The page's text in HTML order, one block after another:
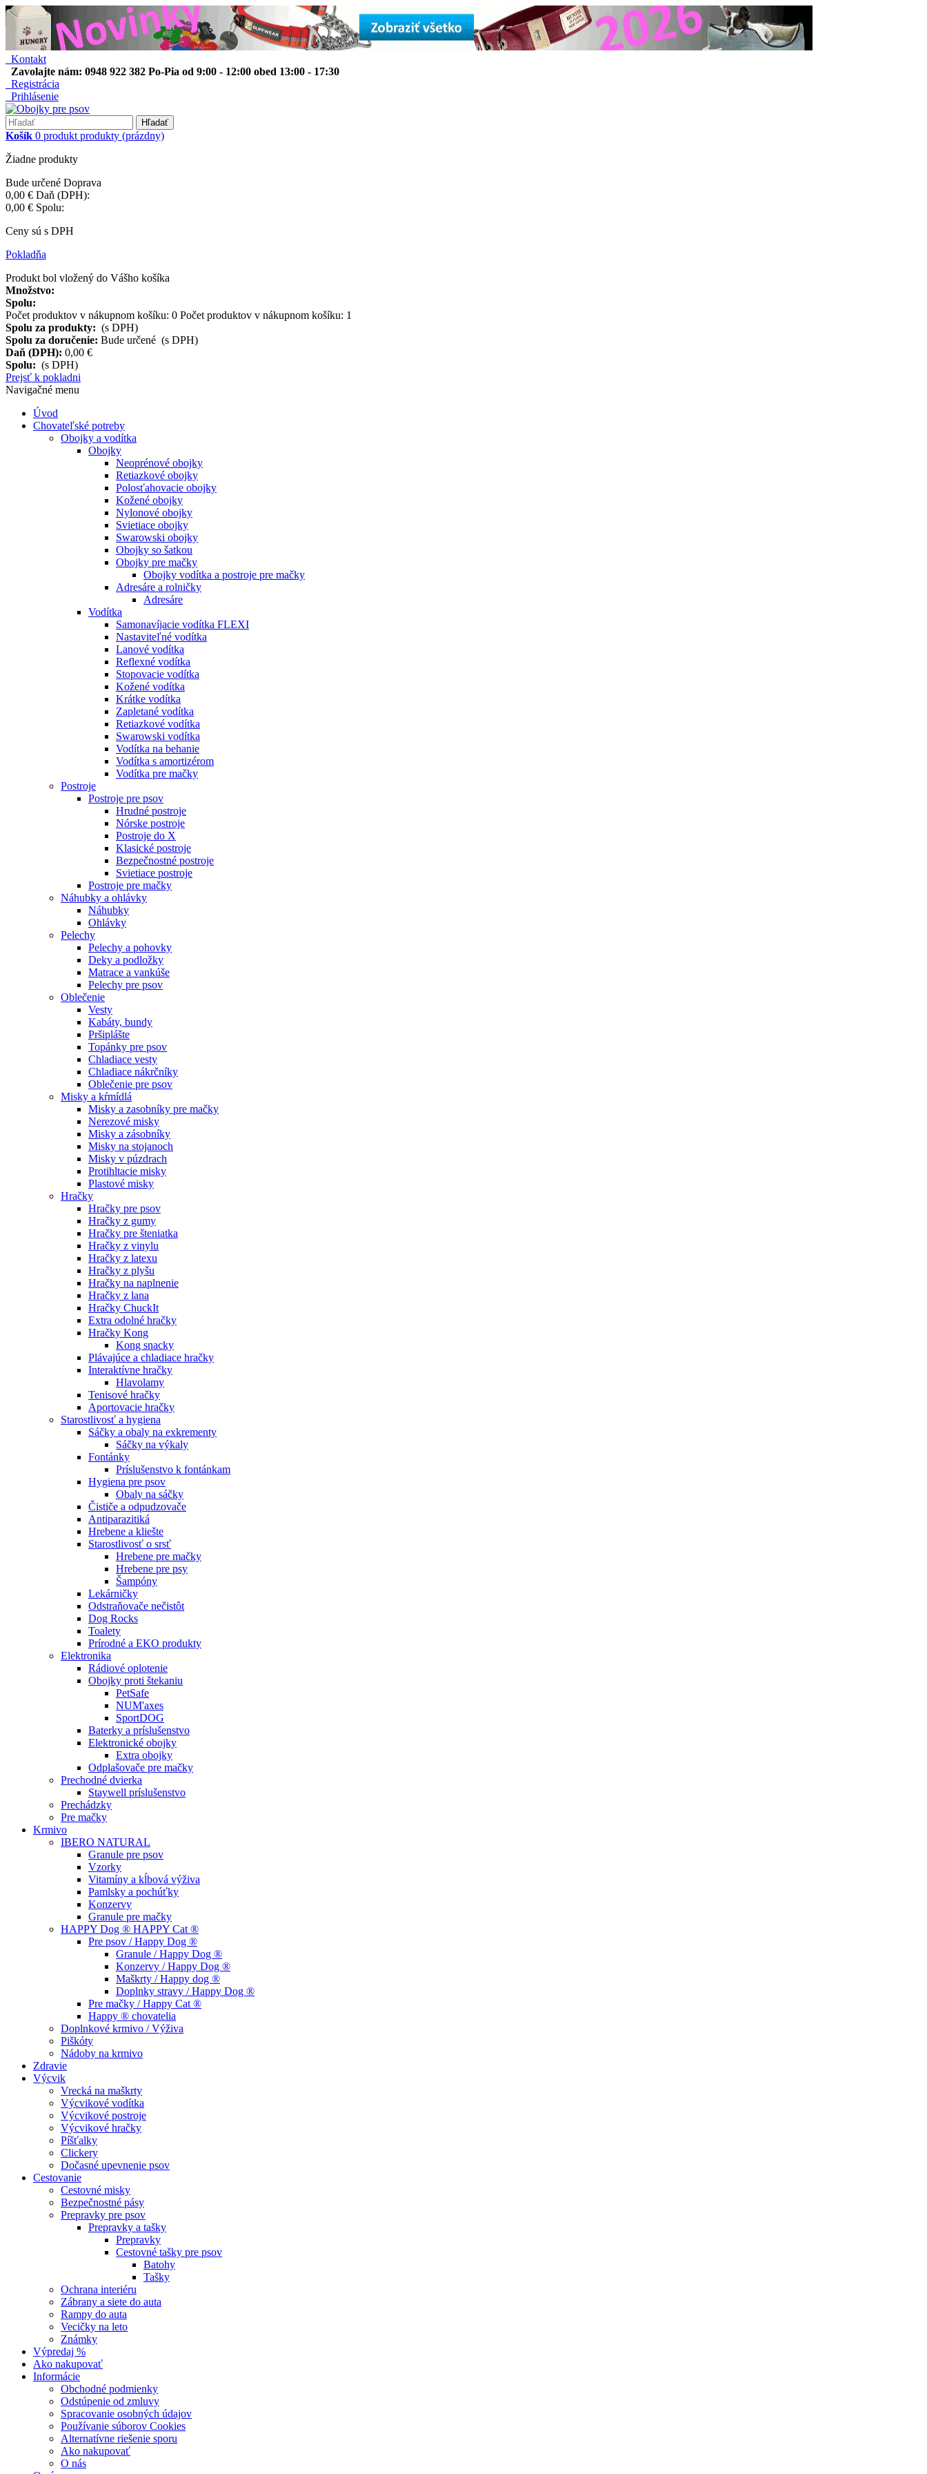
Kontakt
Zavolajte nám: 0948 922 382 Po-Pia od 9:00 - 12:00 obed 13:00 - 17:30
Registrácia
Prihlásenie
Hľadať
Košík 0 produkt produkty (prázdny)
Žiadne produkty
Bude určené Doprava
0,00 € Daň (DPH):
0,00 € Spolu:
Ceny sú s DPH
Pokladňa
Produkt bol vložený do Vášho košíka
Množstvo:
Spolu:
Počet produktov v nákupnom košíku: 0 Počet produktov v nákupnom košíku: 1
Spolu za produkty: (s DPH)
Spolu za doručenie: Bude určené (s DPH)
Daň (DPH): 0,00 €
Spolu: (s DPH)
Prejsť k pokladni
Navigačné menu
Úvod
Chovateľské potreby
Obojky a vodítka
Obojky
Neoprénové obojky
Retiazkové obojky
Polosťahovacie obojky
Kožené obojky
Nylonové obojky
Svietiace obojky
Swarowski obojky
Obojky so šatkou
Obojky pre mačky
Obojky vodítka a postroje pre mačky
Adresáre a rolničky
Adresáre
Vodítka
Samonavíjacie vodítka FLEXI
Nastaviteľné vodítka
Lanové vodítka
Reflexné vodítka
Stopovacie vodítka
Kožené vodítka
Krátke vodítka
Zapletané vodítka
Retiazkové vodítka
Swarowski vodítka
Vodítka na behanie
Vodítka s amortizérom
Vodítka pre mačky
Postroje
Postroje pre psov
Hrudné postroje
Nórske postroje
Postroje do X
Klasické postroje
Bezpečnostné postroje
Svietiace postroje
Postroje pre mačky
Náhubky a ohlávky
Náhubky
Ohlávky
Pelechy
Pelechy a pohovky
Deky a podložky
Matrace a vankúše
Pelechy pre psov
Oblečenie
Vesty
Kabáty, bundy
Pršiplášte
Topánky pre psov
Chladiace vesty
Chladiace nákrčníky
Oblečenie pre psov
Misky a kŕmídlá
Misky a zasobníky pre mačky
Nerezové misky
Misky a zásobníky
Misky na stojanoch
Misky v púzdrach
Protihltacie misky
Plastové misky
Hračky
Hračky pre psov
Hračky z gumy
Hračky pre šteniatka
Hračky z vinylu
Hračky z latexu
Hračky z plyšu
Hračky na naplnenie
Hračky z lana
Hračky ChuckIt
Extra odolné hračky
Hračky Kong
Kong snacky
Plávajúce a chladiace hračky
Interaktívne hračky
Hlavolamy
Tenisové hračky
Aportovacie hračky
Starostlivosť a hygiena
Sáčky a obaly na exkrementy
Sáčky na výkaly
Fontánky
Príslušenstvo k fontánkam
Hygiena pre psov
Obaly na sáčky
Čističe a odpudzovače
Antiparazitiká
Hrebene a kliešte
Starostlivosť o srsť
Hrebene pre mačky
Hrebene pre psy
Šampóny
Lekárničky
Odstraňovače nečistôt
Dog Rocks
Toalety
Prírodné a EKO produkty
Elektronika
Rádiové oplotenie
Obojky proti štekaniu
PetSafe
NUM'axes
SportDOG
Baterky a príslušenstvo
Elektronické obojky
Extra obojky
Odplašovače pre mačky
Prechodné dvierka
Staywell príslušenstvo
Prechádzky
Pre mačky
Krmivo
IBERO NATURAL
Granule pre psov
Vzorky
Vitamíny a kĺbová výživa
Pamlsky a pochúťky
Konzervy
Granule pre mačky
HAPPY Dog ® HAPPY Cat ®
Pre psov / Happy Dog ®
Granule / Happy Dog ®
Konzervy / Happy Dog ®
Maškrty / Happy dog ®
Doplnky stravy / Happy Dog ®
Pre mačky / Happy Cat ®
Happy ® chovatelia
Doplnkové krmivo / Výživa
Piškóty
Nádoby na krmivo
Zdravie
Výcvik
Vrecká na maškrty
Výcvikové vodítka
Výcvikové postroje
Výcvikové hračky
Píšťalky
Clickery
Dočasné upevnenie psov
Cestovanie
Cestovné misky
Bezpečnostné pásy
Prepravky pre psov
Prepravky a tašky
Prepravky
Cestovné tašky pre psov
Batohy
Tašky
Ochrana interiéru
Zábrany a siete do auta
Rampy do auta
Vecičky na leto
Známky
Výpredaj %
Ako nakupovať
Informácie
Obchodné podmienky
Odstúpenie od zmluvy
Spracovanie osobných údajov
Používanie súborov Cookies
Alternatívne riešenie sporu
Ako nakupovať
O nás